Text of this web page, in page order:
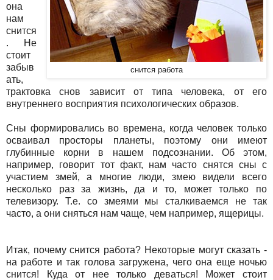
снится работа
она
нам
снится
. Не
стоит
забыв
ать,
трактовка снов зависит от типа человека, от его
внутреннего восприятия психологических образов.
Сны формировались во времена, когда человек только
осваивал просторы планеты, поэтому они имеют
глубинные корни в нашем подсознании. Об этом,
например, говорит тот факт, нам часто снятся сны с
участием змей, а многие люди, змею видели всего
несколько раз за жизнь, да и то, может только по
телевизору. Т.е. со змеями мы сталкиваемся не так
часто, а они сняться нам чаще, чем например, ящерицы.
Итак, почему снится работа? Некоторые могут сказать -
на работе и так голова загружена, чего она еще ночью
снится! Куда от нее только деваться! Может стоит